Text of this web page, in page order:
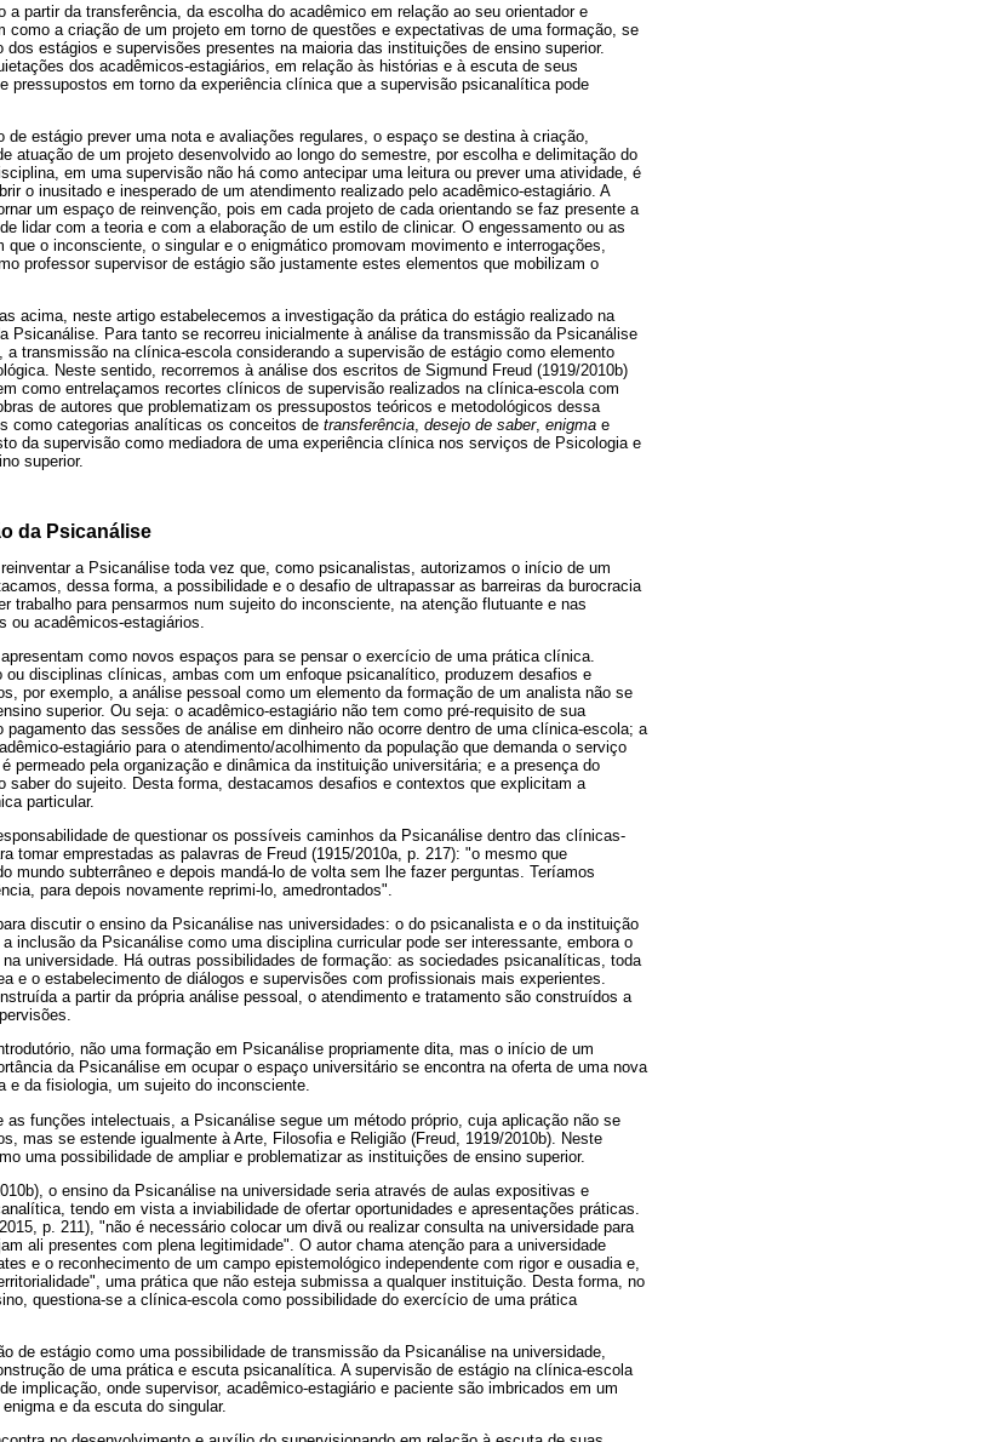
a partir da transferência, da escolha do acadêmico em relação ao seu orientador e
como a criação de um projeto em torno de questões e expectativas de uma formação, se
estágios e supervisões presentes na maioria das instituições de ensino superior.
dos acadêmicos-estagiários, em relação às histórias e à escuta de seus
pressupostos em torno da experiência clínica que a supervisão psicanalítica pode
de estágio prever uma nota e avaliações regulares, o espaço se destina à criação,
atuação de um projeto desenvolvido ao longo do semestre, por escolha e delimitação do
em uma supervisão não há como antecipar uma leitura ou prever uma atividade, é
o inusitado e inesperado de um atendimento realizado pelo acadêmico-estagiário. A
um espaço de reinvenção, pois em cada projeto de cada orientando se faz presente a
lidar com a teoria e com a elaboração de um estilo de clinicar. O engessamento ou as
que o inconsciente, o singular e o enigmático promovam movimento e interrogações,
professor supervisor de estágio são justamente estes elementos que mobilizam o
acima, neste artigo estabelecemos a investigação da prática do estágio realizado na
Psicanálise. Para tanto se recorreu inicialmente à análise da transmissão da Psicanálise
transmissão na clínica-escola considerando a supervisão de estágio como elemento
Neste sentido, recorremos à análise dos escritos de Sigmund Freud (1919/2010b)
como entrelaçamos recortes clínicos de supervisão realizados na clínica-escola com
de autores que problematizam os pressupostos teóricos e metodológicos dessa
como categorias analíticas os conceitos de transferência, desejo de saber, enigma e
da supervisão como mediadora de uma experiência clínica nos serviços de Psicologia e
superior.
da Psicanálise
a Psicanálise toda vez que, como psicanalistas, autorizamos o início de um
dessa forma, a possibilidade e o desafio de ultrapassar as barreiras da burocracia
trabalho para pensarmos num sujeito do inconsciente, na atenção flutuante e nas
acadêmicos-estagiários.
como novos espaços para se pensar o exercício de uma prática clínica.
disciplinas clínicas, ambas com um enfoque psicanalítico, produzem desafios e
por exemplo, a análise pessoal como um elemento da formação de um analista não se
superior. Ou seja: o acadêmico-estagiário não tem como pré-requisito de sua
das sessões de análise em dinheiro não ocorre dentro de uma clínica-escola; a
estagiário para o atendimento/acolhimento da população que demanda o serviço
permeado pela organização e dinâmica da instituição universitária; e a presença do
saber do sujeito. Desta forma, destacamos desafios e contextos que explicitam a
particular.
de questionar os possíveis caminhos da Psicanálise dentro das clínicas-
tomar emprestadas as palavras de Freud (1915/2010a, p. 217): "o mesmo que
mundo subterrâneo e depois mandá-lo de volta sem lhe fazer perguntas. Teríamos
para depois novamente reprimi-lo, amedrontados".
discutir o ensino da Psicanálise nas universidades: o do psicanalista e o da instituição
inclusão da Psicanálise como uma disciplina curricular pode ser interessante, embora o
universidade. Há outras possibilidades de formação: as sociedades psicanalíticas, toda
e o estabelecimento de diálogos e supervisões com profissionais mais experientes.
a partir da própria análise pessoal, o atendimento e tratamento são construídos a
não uma formação em Psicanálise propriamente dita, mas o início de um
da Psicanálise em ocupar o espaço universitário se encontra na oferta de uma nova
e da fisiologia, um sujeito do inconsciente.
funções intelectuais, a Psicanálise segue um método próprio, cuja aplicação não se
mas se estende igualmente à Arte, Filosofia e Religião (Freud, 1919/2010b). Neste
uma possibilidade de ampliar e problematizar as instituições de ensino superior.
o ensino da Psicanálise na universidade seria através de aulas expositivas e
tendo em vista a inviabilidade de ofertar oportunidades e apresentações práticas.
p. 211), "não é necessário colocar um divã ou realizar consulta na universidade para
ali presentes com plena legitimidade". O autor chama atenção para a universidade
e o reconhecimento de um campo epistemológico independente com rigor e ousadia e,
uma prática que não esteja submissa a qualquer instituição. Desta forma, no
questiona-se a clínica-escola como possibilidade do exercício de uma prática
de estágio como uma possibilidade de transmissão da Psicanálise na universidade,
de uma prática e escuta psicanalítica. A supervisão de estágio na clínica-escola
implicação, onde supervisor, acadêmico-estagiário e paciente são imbricados em um
e da escuta do singular.